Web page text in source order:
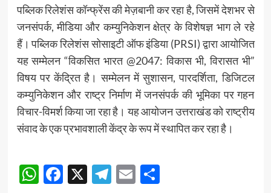
पब्लिक रिलेशंस कॉन्फ्रेंस की मेज़बानी कर रहा है, जिसमें देशभर से
जनसंपर्क, मीडिया और कम्युनिकेशन क्षेत्र के विशेषज्ञ भाग ले रहे
हैं। पब्लिक रिलेशंस सोसाइटी ऑफ इंडिया (PRSI) द्वारा आयोजित
यह सम्मेलन “विकसित भारत @2047: विकास भी, विरासत भी”
विषय पर केंद्रित है। सम्मेलन में सुशासन, पारदर्शिता, डिजिटल
कम्युनिकेशन और राष्ट्र निर्माण में जनसंपर्क की भूमिका पर गहन
विचार-विमर्श किया जा रहा है। यह आयोजन उत्तराखंड को राष्ट्रीय
संवाद के एक प्रभावशाली केंद्र के रूप में स्थापित कर रहा है।
Post
navigation
WhatsApp
Facebook
X Telegram
EmailShare